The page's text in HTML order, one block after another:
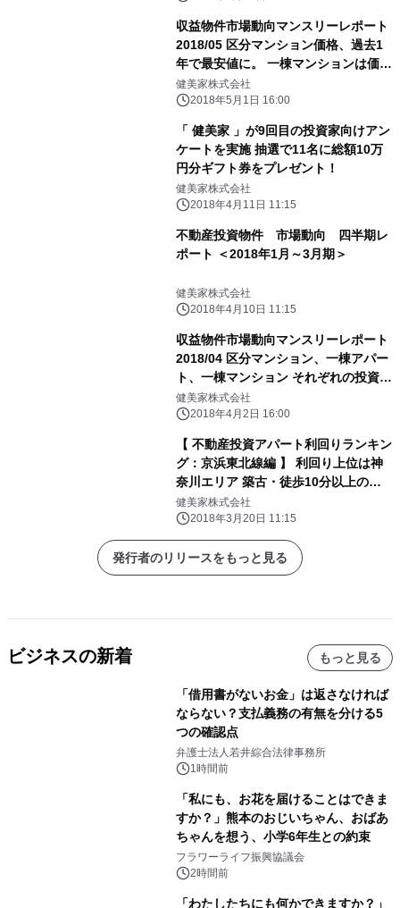
収益物件市場動向マンスリーレポート
2018/05 区分マンション価格、過去1
年で最安値に。 一棟マンションは価
格・利回りとも緩やかに上昇
健美家株式会社
2018年5月1日 16:00
「 健美家 」が9回目の投資家向けアン
ケートを実施 抽選で11名に総額10万
円分ギフト券をプレゼント！
健美家株式会社
2018年4月11日 11:15
不動産投資物件 市場動向 四半期レ
ポート ＜2018年1月～3月期＞
健美家株式会社
2018年4月10日 11:15
収益物件市場動向マンスリーレポート
2018/04 区分マンション、一棟アパー
ト、一棟マンション それぞれの投資利
回りが上昇に
健美家株式会社
2018年4月2日 16:00
【 不動産投資アパート利回りランキン
グ：京浜東北線編 】 利回り上位は神
奈川エリア 築古・徒歩10分以上の物
件が集中
健美家株式会社
2018年3月20日 11:15
発行者のリリースをもっと見る
ビジネスの新着 もっと見る
「借用書がないお金」は返さなければ
ならない？支払義務の有無を分ける5
つの確認点
弁護士法人若井綜合法律事務所
1時間前
「私にも、お花を届けることはできま
すか？」熊本のおじいちゃん、おばあ
ちゃんを想う、小学6年生との約束
フラワーライフ振興協議会
2時間前
「わたしたちにも何かできますか？」